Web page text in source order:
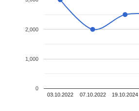
03.10.2022 07.10.2022 19.10.2024
0
1,000
2,000